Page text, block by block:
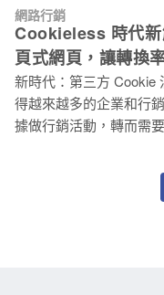
Yahoo、Hotmail 等，作
達率偏低的問題。特別
寄件者使用的信箱，有更嚴謹的寄
濫用於發送垃圾郵件，
Outlook）對其發出的郵
有機會觸碰到 Email 行
產品行銷需要用到
設計工具、欣賞好的行銷案例…。 什麼是電
電子報行銷（又稱 EDM
著 OS：現在都什麼時代
人員忽略，但電子報行
牌的體質更為強健，透
的消費者。除了促銷，
網路行銷
Cookieless 時代
頁式網頁，讓轉換
新時代：第三方 Cookie 消失 隨著 Cookieless 新時
得越來越多的企業和行
據做行銷活動，轉而需
筆記型電腦轉向行動裝
起，根據 MobiThinking